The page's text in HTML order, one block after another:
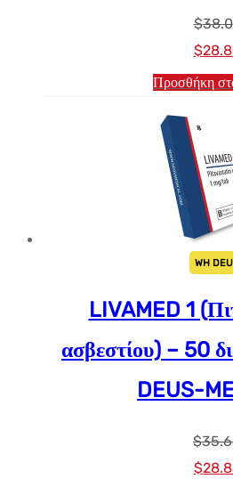
$
τιμή:
$
Προσθήκη
WH
LIVAMED 1
ασβεστίου) – 50
DEUS-
$
$